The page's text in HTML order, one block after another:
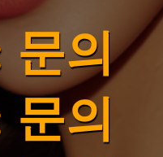
문의
문의